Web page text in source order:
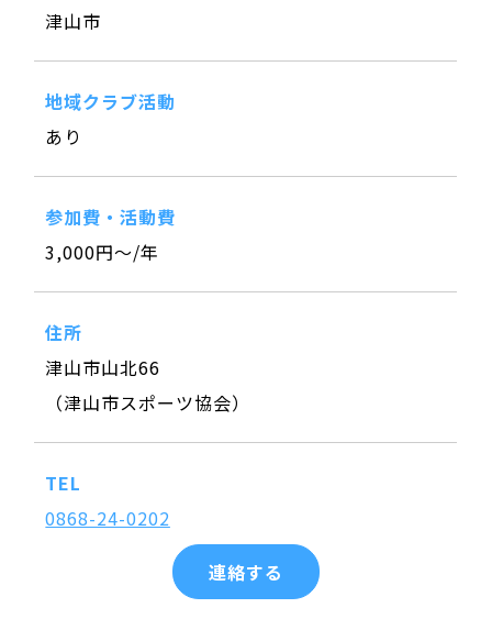
津山市
地域クラブ活動
あり
参加費・活動費
3,000円～/年
住所
津山市山北66
（津山市スポーツ協会）
TEL
0868-24-0202
連絡する